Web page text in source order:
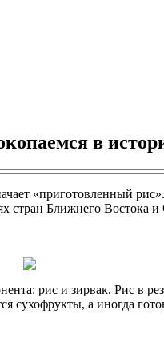
в
«приготовленный
стран Ближнего Востока
рис и зирвак. Рис в
а иногда